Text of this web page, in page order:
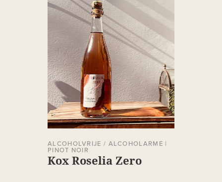
ALCOHOLVRIJE / ALCOHOLARME |
PINOT NOIR
Kox Roselia Zero